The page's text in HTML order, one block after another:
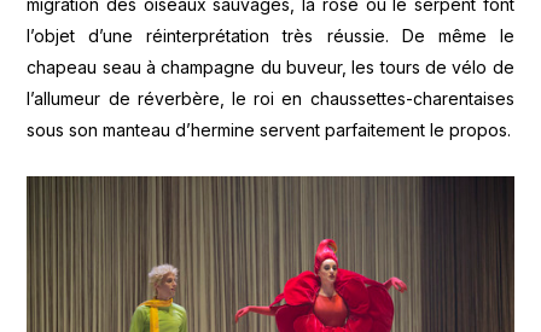
migration des oiseaux sauvages, la rose ou le serpent font
l’objet d’une réinterprétation très réussie. De même le
chapeau seau à champagne du buveur, les tours de vélo de
l’allumeur de réverbère, le roi en chaussettes-charentaises
sous son manteau d’hermine servent parfaitement le propos.